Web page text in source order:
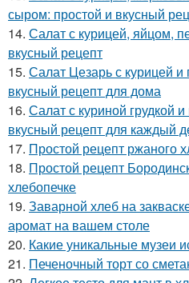
сыром: простой и вкусный
14. Салат с курицей, яйцом,
вкусный рецепт
15. Салат Цезарь с курицей и
вкусный рецепт для дома
16. Салат с куриной грудкой
вкусный рецепт для каждый
17. Простой рецепт ржаного
18. Простой рецепт
хлебопечке
19. Заварной хлеб на
аромат на вашем столе
20. Какие уникальные музеи
21. Печеночный торт со